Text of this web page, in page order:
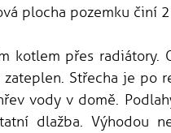
plocha pozemku činí
kotlem přes radiátory.
Střecha je po
vody v domě.
dlažba. Výhodou